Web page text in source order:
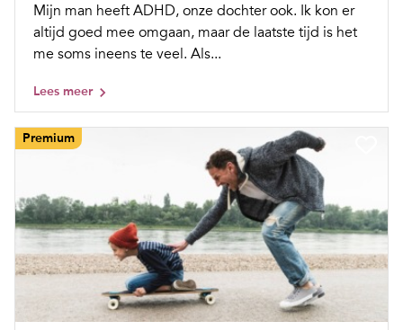
Mijn man heeft ADHD, onze dochter ook. Ik kon er
altijd goed mee omgaan, maar de laatste tijd is het
me soms ineens te veel. Als...
Lees meer
Premium